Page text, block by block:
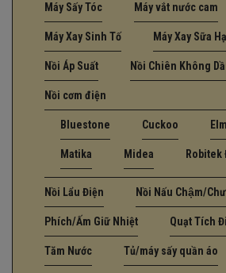
Máy Sấy Tóc Máy vắt nước cam
Máy Xay Sinh Tố Máy Xay Sữa
Nồi Áp Suất Nồi Chiên Không
Nồi cơm điện
Bluestone Cuckoo
Matika Midea Robitek
Nồi Lẩu Điện Nồi Nấu Chậm/
Phích/Ấm Giữ Nhiệt Quạt Tích
Tăm Nước Tủ/máy sấy quần áo